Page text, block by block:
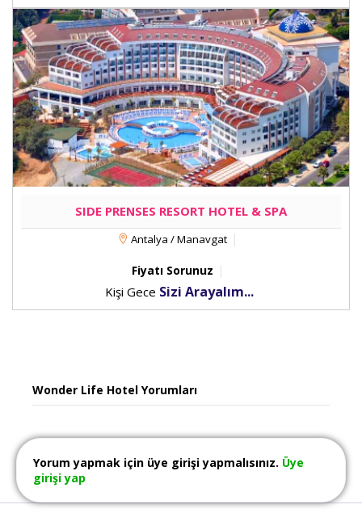
SIDE PRENSES RESORT HOTEL & SPA
Antalya / Manavgat
Fiyatı Sorunuz
Kişi Gece Sizi Arayalım...
Wonder Life Hotel Yorumları
Yorum yapmak için üye girişi yapmalısınız. Üye
girişi yap